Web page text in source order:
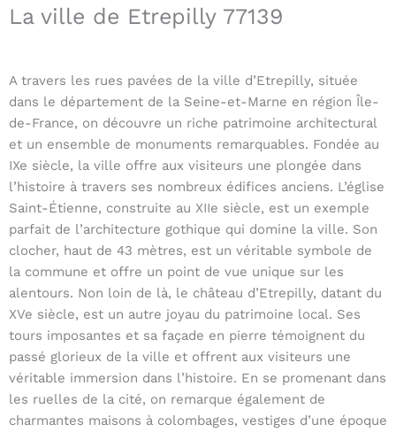
La ville de Etrepilly 77139
A travers les rues pavées de la ville d’Etrepilly, située
dans le département de la Seine-et-Marne en région Île-
de-France, on découvre un riche patrimoine architectural
et un ensemble de monuments remarquables. Fondée au
IXe siècle, la ville offre aux visiteurs une plongée dans
l’histoire à travers ses nombreux édifices anciens. L’église
Saint-Étienne, construite au XIIe siècle, est un exemple
parfait de l’architecture gothique qui domine la ville. Son
clocher, haut de 43 mètres, est un véritable symbole de
la commune et offre un point de vue unique sur les
alentours. Non loin de là, le château d’Etrepilly, datant du
XVe siècle, est un autre joyau du patrimoine local. Ses
tours imposantes et sa façade en pierre témoignent du
passé glorieux de la ville et offrent aux visiteurs une
véritable immersion dans l’histoire. En se promenant dans
les ruelles de la cité, on remarque également de
charmantes maisons à colombages, vestiges d’une époque